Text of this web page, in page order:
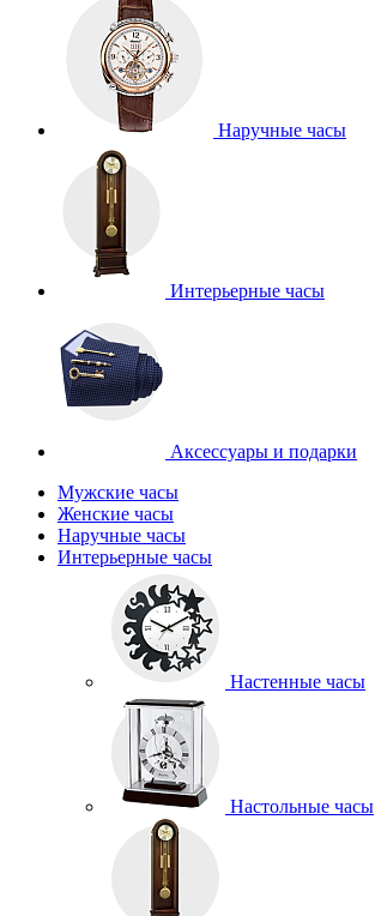
Наручные часы
Интерьерные часы
Аксессуары и подарки
Мужские часы
Женские часы
Наручные часы
Интерьерные часы
Настенные часы
Настольные часы